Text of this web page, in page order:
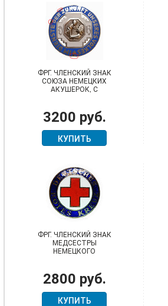
ФРГ. ЧЛЕНСКИЙ ЗНАК
СОЮЗА НЕМЕЦКИХ
АКУШЕРОК, С
НАШЕГО НАРОДА"
3200 руб.
КУПИТЬ
ФРГ. ЧЛЕНСКИЙ ЗНАК
МЕДСЕСТРЫ
НЕМЕЦКОГО
2800 руб.
КУПИТЬ